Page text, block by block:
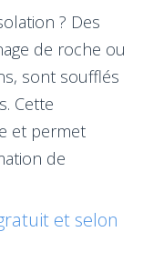
? Des
de roche ou
sont soufflés
Cette
et permet
de
et selon